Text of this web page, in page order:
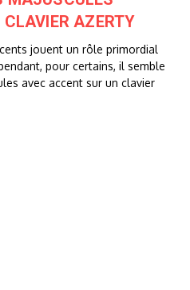
AZERTY
jouent un rôle primordial
pour certains, il semble
avec accent sur un clavier